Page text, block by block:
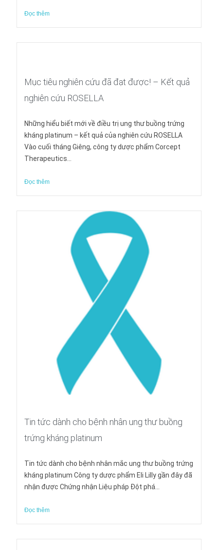
Đọc thêm
Mục tiêu nghiên cứu đã đạt được! – Kết quả
nghiên cứu ROSELLA
Những hiểu biết mới về điều trị ung thư buồng trứng
kháng platinum – kết quả của nghiên cứu ROSELLA
Vào cuối tháng Giêng, công ty dược phẩm Corcept
Therapeutics...
Đọc thêm
Tin tức dành cho bệnh nhân ung thư buồng
trứng kháng platinum
Tin tức dành cho bệnh nhân mắc ung thư buồng trứng
kháng platinum Công ty dược phẩm Eli Lilly gần đây đã
nhận được Chứng nhận Liệu pháp Đột phá...
Đọc thêm